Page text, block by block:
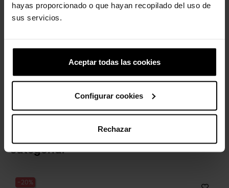
hayas proporcionado o que hayan recopilado del uso de
sus servicios.
Aceptar todas las cookies
Configurar cookies
Rechazar
Letra S Daisy
5,99 € 4,79 €
categoría:
-20%